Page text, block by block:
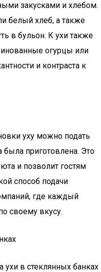
закусками и хлебом.
белый хлеб, а также
в бульон. К ухи также
огурцы или
и контраста к
уху можно подать
была приготовлена. Это
и позволит гостям
способ подачи
где каждый
своему вкусу.
в стеклянных банках